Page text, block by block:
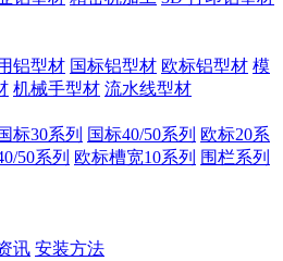
铝型材 国标铝型材 欧标铝型材 模
机械手型材 流水线型材
标30系列 国标40/50系列 欧标20系
50系列 欧标槽宽10系列 围栏系列
讯 安装方法